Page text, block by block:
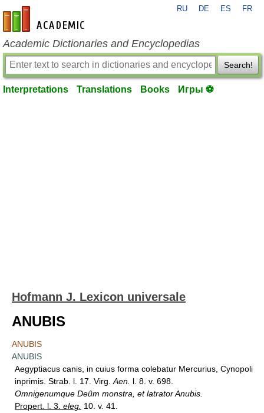
en-academic.com
RU DE ES FR
Academic Dictionaries and Encyclopedias
Search!
Interpretations Translations Books Игры ⚽
Hofmann J. Lexicon universale
ANUBIS
ANUBIS
ANUBIS
Aegyptiacus canis, in cuius forma colebatur Mercurius, Cynopoli
inprimis. Strab. l. 17. Virg. Aen. l. 8. v. 698.
Omnigenumque Deûm monstra, et latrator Anubis.
Propert. l. 3. eleg. 10. v. 41.